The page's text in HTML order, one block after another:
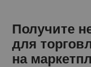
Получите
для
на